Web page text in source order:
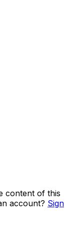
content of this
account? Sign